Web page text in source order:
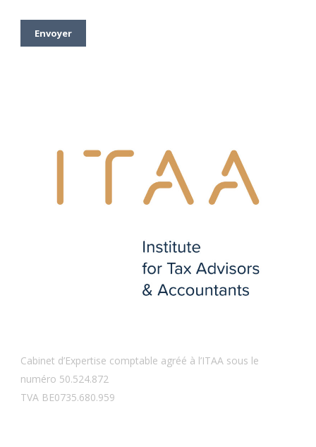
Cabinet d’Expertise comptable agréé à l’ITAA sous le
numéro 50.524.872
TVA BE0735.680.959